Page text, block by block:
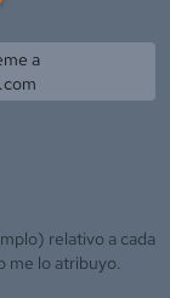
a
relativo a cada
me lo atribuyo.